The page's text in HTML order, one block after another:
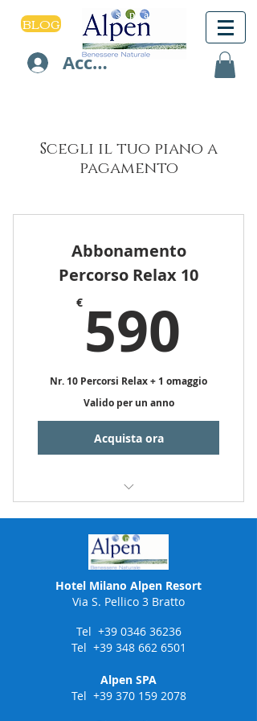
BLOG
Accedi
Scegli il tuo piano a
pagamento
Abbonamento
Percorso Relax 10
€ 590
Nr. 10 Percorsi Relax + 1 omaggio
Valido per un anno
Acquista ora
Hotel Milano Alpen Resort
Via S. Pellico 3 Bratto
Tel +39 0346 36236
Tel +39 348 662 6501
Alpen SPA
Tel +39 370 159 2078